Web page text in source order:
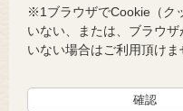
※1ブラウザでCookie（ク
いない、または、ブラウ
いない場合はご利用頂けま